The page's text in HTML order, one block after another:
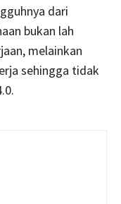
dari
bukan lah
melainkan
sehingga tidak